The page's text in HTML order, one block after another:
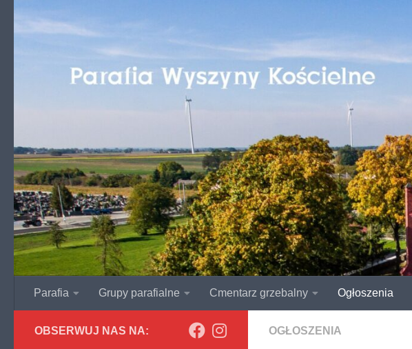
Przejdź do treści
Parafia Grupy parafialne Cmentarz grzebalny Ogłoszenia
OGŁOSZENIA
OBSERWUJ NAS NA: